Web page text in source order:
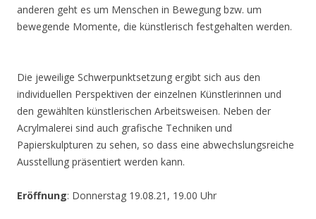
anderen geht es um Menschen in Bewegung bzw. um
bewegende Momente, die künstlerisch festgehalten werden.
Die jeweilige Schwerpunktsetzung ergibt sich aus den
individuellen Perspektiven der einzelnen Künstlerinnen und
den gewählten künstlerischen Arbeitsweisen. Neben der
Acrylmalerei sind auch grafische Techniken und
Papierskulpturen zu sehen, so dass eine abwechslungsreiche
Ausstellung präsentiert werden kann.
Eröffnung: Donnerstag 19.08.21, 19.00 Uhr